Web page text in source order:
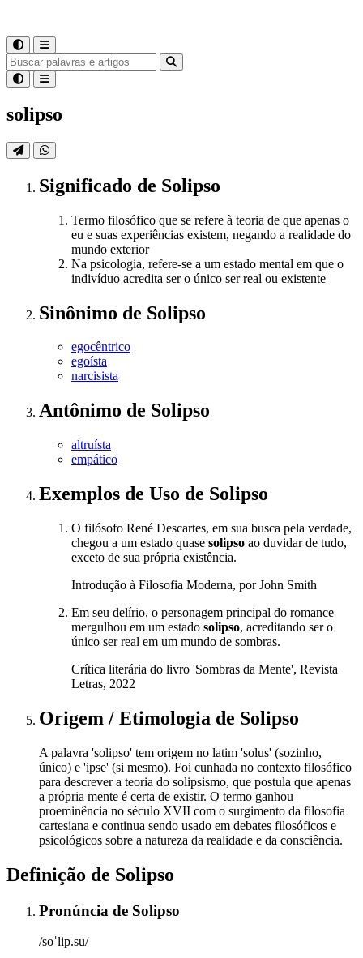
solipso
Significado de Solipso
Termo filosófico que se refere à teoria de que apenas o
eu e suas experiências existem, negando a realidade do
mundo exterior
Na psicologia, refere-se a um estado mental em que o
indivíduo acredita ser o único ser real ou existente
Sinônimo de Solipso
egocêntrico
egoísta
narcisista
Antônimo de Solipso
altruísta
empático
Exemplos de Uso de Solipso
O filósofo René Descartes, em sua busca pela verdade,
chegou a um estado quase solipso ao duvidar de tudo,
exceto de sua própria existência.
Introdução à Filosofia Moderna, por John Smith
Em seu delírio, o personagem principal do romance
mergulhou em um estado solipso, acreditando ser o
único ser real em um mundo de sombras.
Crítica literária do livro 'Sombras da Mente', Revista
Letras, 2022
Origem / Etimologia de Solipso
A palavra 'solipso' tem origem no latim 'solus' (sozinho,
único) e 'ipse' (si mesmo). Foi cunhada no contexto filosófico
para descrever a teoria do solipsismo, que postula que apenas
a própria mente é certa de existir. O termo ganhou
proeminência no século XVII com o surgimento da filosofia
cartesiana e continua sendo usado em debates filosóficos e
psicológicos sobre a natureza da realidade e da consciência.
Definição de Solipso
Pronúncia de Solipso
/soˈlip.su/